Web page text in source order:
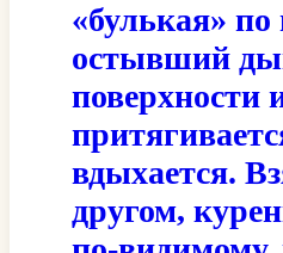
«булькая» по
остывший
поверхности
вдыхается.
другом,